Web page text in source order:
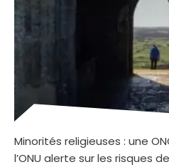
Minorités religieuses : une
l’ONU alerte sur les risques